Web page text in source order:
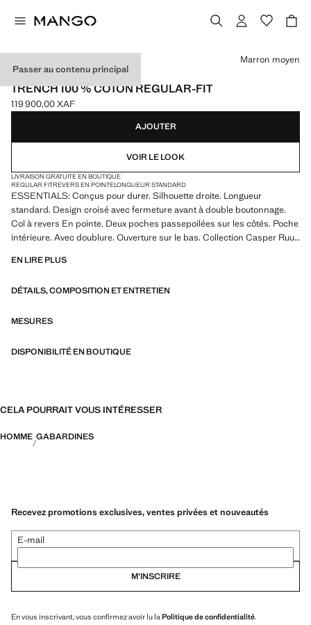
Passer au contenu principal
ESSENTIALS
TRENCH 100 % COTON REGULAR-FIT
Prix actuel [119 900,00 XAF ]
119 900,00 XAF
Choisissez une couleur
Marron moyen
AJOUTER
VOIR LE LOOK
LIVRAISON GRATUITE EN BOUTIQUE
REGULAR FITREVERS EN POINTELONGUEUR STANDARD
ESSENTIALS: Conçus pour durer. Silhouette droite. Longueur
standard. Design croisé avec fermeture avant à double boutonnage.
Col à revers En pointe. Deux poches passepoilées sur les côtés. Poche
intérieure. Avec doublure. Ouverture sur le bas. Collection Casper Ruud
calidad añadiendo nuevas pruebas de resistencia a nuestras prendas.
más durables, versátiles y atemporales
EN LIRE PLUS
DÉTAILS, COMPOSITION ET ENTRETIEN
MESURES
DISPONIBILITÉ EN BOUTIQUE
CELA POURRAIT VOUS INTÉRESSER
HOMME GABARDINES
Recevez promotions exclusives, ventes privées et nouveautés
E-mail
M’INSCRIRE
En vous inscrivant, vous confirmez avoir lu la Politique de confidentialité.